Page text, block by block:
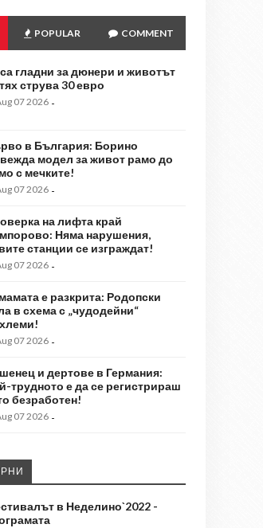
POPULAR COMMENT
гладни за дюнери и животът
струва 30 евро
07 2026 -
в България: Борино
модел за живот рамо до
с мечките!
07 2026 -
на лифта край
Няма нарушения,
станции се изграждат!
07 2026 -
е разкрита: Родопски
в схема с „чудодейни“
07 2026 -
и дертове в Германия:
трудното е да се регистрираш
безработен!
07 2026 -
в Неделино`2022 -